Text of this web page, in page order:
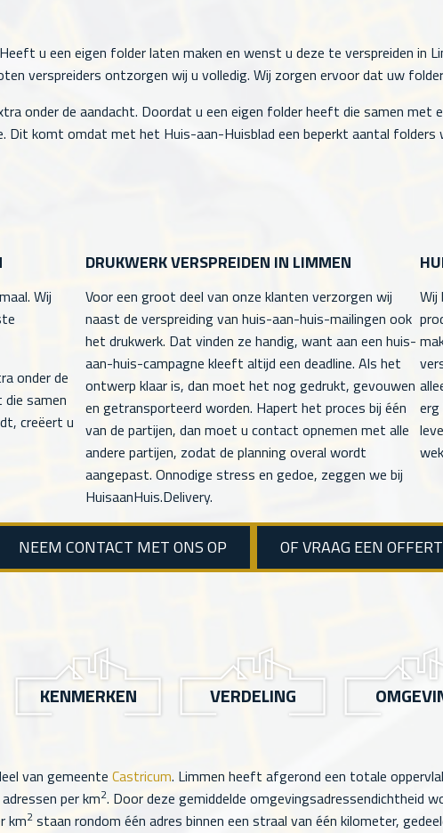
u een eigen folder laten maken en wenst u deze te verspreiden in
verspreiders ontzorgen wij u volledig. Wij zorgen ervoor dat uw
onder de aandacht. Doordat u een eigen folder heeft die samen met
komt omdat met het Huis-aan-Huisblad een beperkt aantal folders
Wij
onder de
samen
creëert u
DRUKWERK VERSPREIDEN IN LIMMEN
Voor een groot deel van onze klanten verzorgen wij
naast de verspreiding van huis-aan-huis-mailingen ook
het drukwerk. Dat vinden ze handig, want aan een huis-
aan-huis-campagne kleeft altijd een deadline. Als het
ontwerp klaar is, dan moet het nog gedrukt, gevouwen
en getransporteerd worden. Hapert het proces bij één
van de partijen, dan moet u contact opnemen met alle
andere partijen, zodat de planning overal wordt
aangepast. Onnodige stress en gedoe, zeggen we bij
HuisaanHuis.Delivery.
Wij
NEEM CONTACT MET ONS OP OF VRAAG EEN
KENMERKEN VERDELING
van gemeente Castricum. Limmen heeft afgerond een totale
adressen per km2. Door deze gemiddelde omgevingsadressendichtheid
km2 staan rondom één adres binnen een straal van één kilometer,